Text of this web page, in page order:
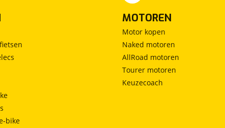
bike
MOTOREN
Motor kopen
Naked motoren
AllRoad motoren
Tourer motoren
Keuzecoach